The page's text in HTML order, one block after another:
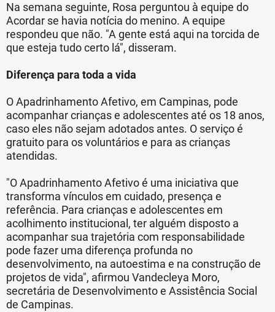
Na semana seguinte, Rosa perguntou à equipe do
Acordar se havia notícia do menino. A equipe
respondeu que não. "A gente está aqui na torcida de
que esteja tudo certo lá", disseram.
Diferença para toda a vida
O Apadrinhamento Afetivo, em Campinas, pode
acompanhar crianças e adolescentes até os 18 anos,
caso eles não sejam adotados antes. O serviço é
gratuito para os voluntários e para as crianças
atendidas.
"O Apadrinhamento Afetivo é uma iniciativa que
transforma vínculos em cuidado, presença e
referência. Para crianças e adolescentes em
acolhimento institucional, ter alguém disposto a
acompanhar sua trajetória com responsabilidade
pode fazer uma diferença profunda no
desenvolvimento, na autoestima e na construção de
projetos de vida", afirmou Vandecleya Moro,
secretária de Desenvolvimento e Assistência Social
de Campinas.